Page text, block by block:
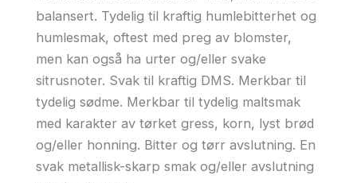
balansert. Tydelig til kraftig humlebitterhet og
humlesmak, oftest med preg av blomster,
men kan også ha urter og/eller svake
sitrusnoter. Svak til kraftig DMS. Merkbar til
tydelig sødme. Merkbar til tydelig maltsmak
med karakter av tørket gress, korn, lyst brød
og/eller honning. Bitter og tørr avslutning. En
svak metallisk-skarp smak og/eller avslutning